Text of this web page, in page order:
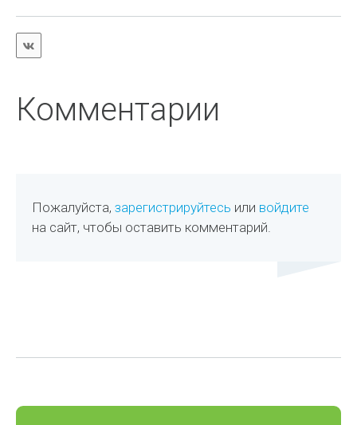
Комментарии
Пожалуйста,зарегистрируйтесь или войдите
на сайт, чтобы оставить комментарий.